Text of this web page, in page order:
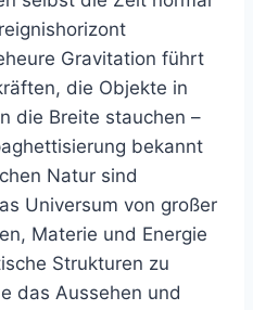
Gravitation führt
die Objekte in
die Breite stauchen –
bekannt
Natur sind
Universum von großer
Materie und Energie
Strukturen zu
das Aussehen und